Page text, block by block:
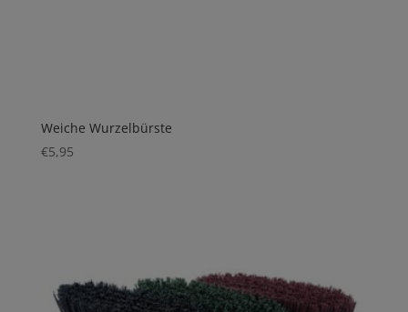
Weiche Wurzelbürste
€5,95